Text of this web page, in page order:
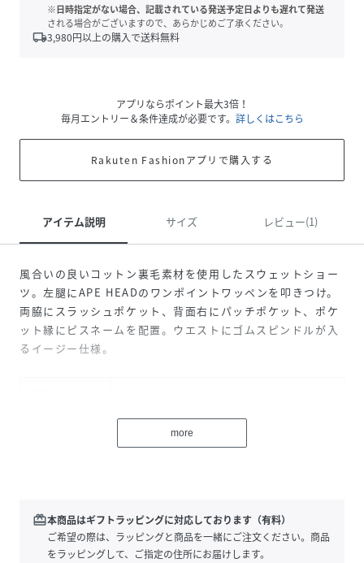
※日時指定がない場合、記載されている発送予定日よりも遅れて発送
される場合がございますので、あらかじめご了承ください。
local_shipping3,980円以上の購入で送料無料
アプリならポイント最大3倍！
毎月エントリー＆条件達成が必要です。 詳しくはこちら
Rakuten Fashionアプリで購入する
アイテム説明 サイズ レビュー(1)
風合いの良いコットン裏毛素材を使用したスウェットショー
ツ。左腿にAPE HEADのワンポイントワッペンを叩きつけ。
両脇にスラッシュポケット、背面右にパッチポケット、ポケ
ット縁にピスネームを配置。ウエストにゴムスピンドルが入
るイージー仕様。
コットン100%
( 1J30153023-BEI-00S RA9762 )
more
redeem本商品はギフトラッピングに対応しております（有料）
ご希望の際は、ラッピングと商品を一緒にご注文ください。商品
をラッピングして、ご指定の住所にお届けします。